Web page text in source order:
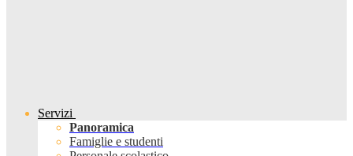
Servizi
Panoramica
Famiglie e studenti